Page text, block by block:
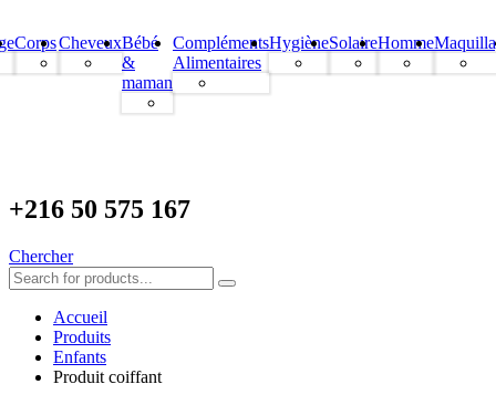
CorpsCheveuxBébé
&
maman
Compléments
Alimentaires
HygièneSolaireHomme
+216 50 575 167
Chercher
Accueil
Produits
Enfants
Produit coiffant